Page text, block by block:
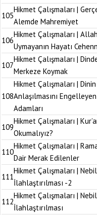
105
Hikmet Çalışmaları |
Alemde Mahremiyet
106
Hikmet Çalışmaları |
Uymayanın Hayatı
107
Hikmet Çalışmaları |
Merkeze Koymak
108
Hikmet Çalışmaları | Dinin
Anlaşılmasını
Adamları
109
Hikmet Çalışmaları |
Okumalıyız?
110
Hikmet Çalışmaları |
Dair Merak Edilenler
111
Hikmet Çalışmaları |
İlahlaştırılması -2
112
Hikmet Çalışmaları |
İlahlaştırılması